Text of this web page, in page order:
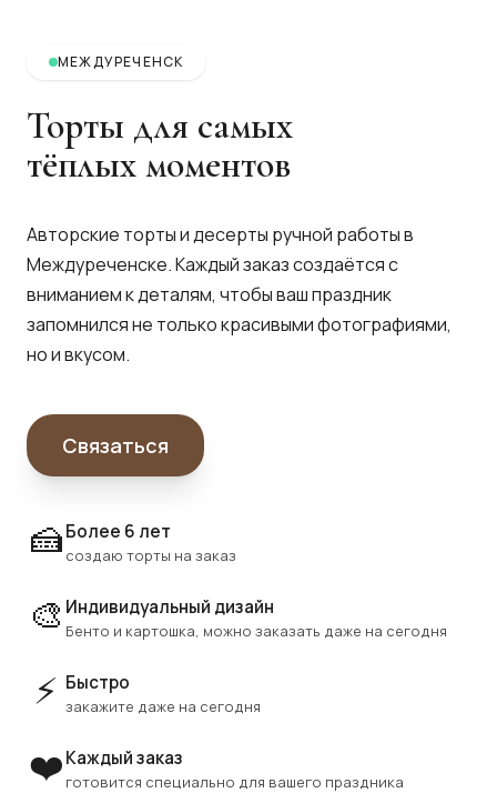
МЕЖДУРЕЧЕНСК
Торты для самых
тёплых моментов
Авторские торты и десерты ручной работы в
Междуреченске. Каждый заказ создаётся с
вниманием к деталям, чтобы ваш праздник
запомнился не только красивыми фотографиями,
но и вкусом.
Связаться
🍰Более 6 лет
создаю торты на заказ
🎨 Индивидуальный дизайн
Бенто и картошка, можно заказать даже на сегодня
⚡ Быстро
закажите даже на сегодня
❤️Каждый заказ
готовится специально для вашего праздника